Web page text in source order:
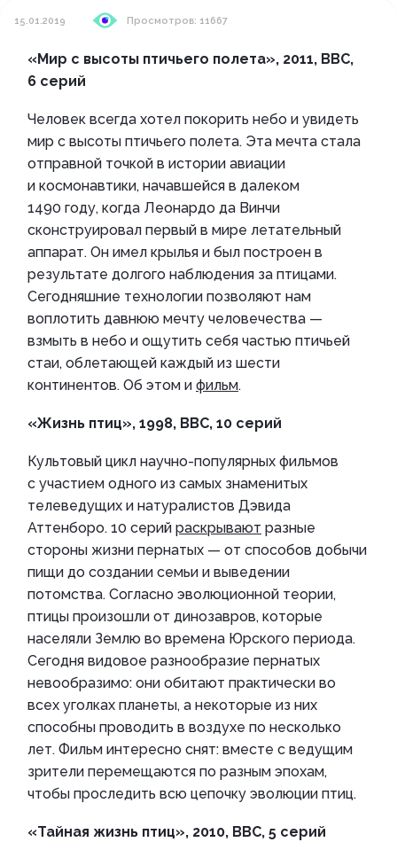
15.01.2019 Просмотров: 11667
«Мир с высоты птичьего полета», 2011, BBC,
6 серий
Человек всегда хотел покорить небо и увидеть
мир с высоты птичьего полета. Эта мечта стала
отправной точкой в истории авиации
и космонавтики, начавшейся в далеком
1490 году, когда Леонардо да Винчи
сконструировал первый в мире летательный
аппарат. Он имел крылья и был построен в
результате долгого наблюдения за птицами.
Сегодняшние технологии позволяют нам
воплотить давнюю мечту человечества —
взмыть в небо и ощутить себя частью птичьей
стаи, облетающей каждый из шести
континентов. Об этом и фильм.
«Жизнь птиц», 1998, BBC, 10 серий
Культовый цикл научно-популярных фильмов
с участием одного из самых знаменитых
телеведущих и натуралистов Дэвида
Аттенборо. 10 серий раскрывают разные
стороны жизни пернатых — от способов добычи
пищи до создании семьи и выведении
потомства. Согласно эволюционной теории,
птицы произошли от динозавров, которые
населяли Землю во времена Юрского периода.
Сегодня видовое разнообразие пернатых
невообразимо: они обитают практически во
всех уголках планеты, а некоторые из них
способны проводить в воздухе по несколько
лет. Фильм интересно снят: вместе с ведущим
зрители перемещаются по разным эпохам,
чтобы проследить всю цепочку эволюции птиц.
«Тайная жизнь птиц», 2010, BBC, 5 серий